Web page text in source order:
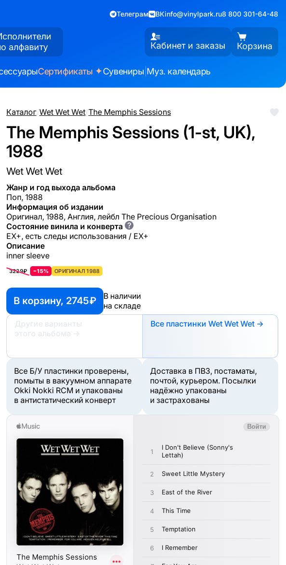
Телеграм ВКinfo@vinylpark.ru8 800 301-64-48
алфавиту
Кабинет и заказы Корзина
Сертификаты ✦Сувениры Муз. календарь
Каталог/Wet Wet Wet/The Memphis Sessions
The Memphis Sessions (1-st, UK),
1988
Wet Wet Wet
Жанр и год выхода альбома
Поп, 1988
Информация об издании
Оригинал, 1988, Англия, лейбл The Precious Organisation
Состояние винила и конверта ?
EX+, есть следы использования / EX+
Описание
inner sleeve
3229₽ −15% ОРИГИНАЛ 1988
В корзину, 2745 ₽
В наличии
на складе
Другие варианты
этого альбома
→
Все пластинки Wet Wet Wet →
Все Б/У пластинки проверены,
помыты в вакуумном аппарате
Okki Nokki RCM и упакованы
в антистатический конверт
Доставка в ПВЗ, постаматы,
почтой, курьером. Посылки
надёжно упакованы
и застрахованы